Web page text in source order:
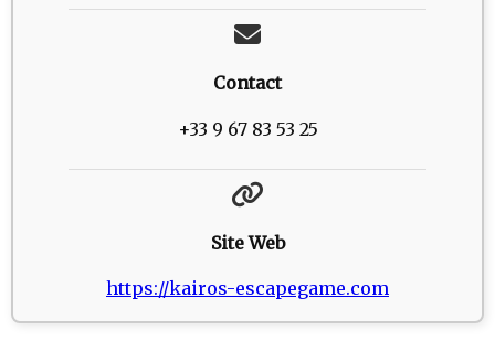
Contact
+33 9 67 83 53 25
Site Web
https://kairos-escapegame.com